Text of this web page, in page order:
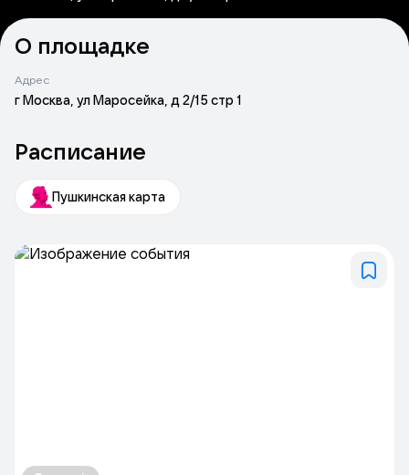
О площадке
Адрес
г Москва, ул Маросейка, д 2/15 стр 1
Расписание
Пушкинская карта